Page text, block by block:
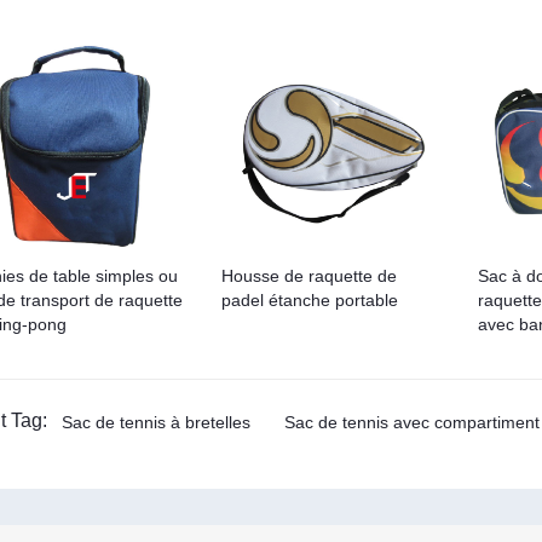
de table simples ou
transport de raquette
pong
Housse de raquette de
padel étanche portable
Sac à
avec
Tag: Sac de tennis à bretelles Sac de tennis avec